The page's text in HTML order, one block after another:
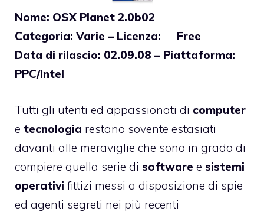
Nome: OSX Planet 2.0b02
Categoria: Varie – Licenza: Free
Data di rilascio: 02.09.08 – Piattaforma:
PPC/Intel
Tutti gli utenti ed appassionati di computer
e tecnologia restano sovente estasiati
davanti alle meraviglie che sono in grado di
compiere quella serie di software e sistemi
operativi fittizi messi a disposizione di spie
ed agenti segreti nei più recenti